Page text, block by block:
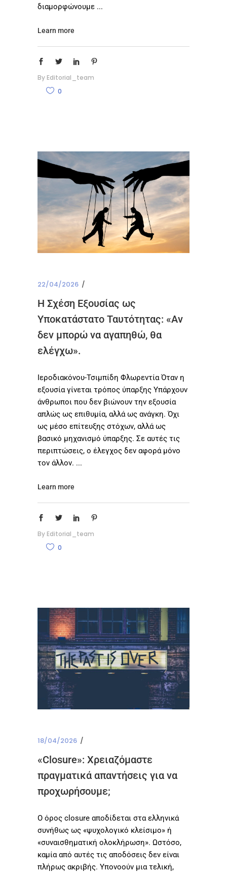
διαμορφώνουμε
Learn more
By Editorial_team
0
22/04/2026
Η Σχέση Εξουσίας ως
Υποκατάστατο Ταυτότητας: «Αν
δεν μπορώ να αγαπηθώ, θα
ελέγχω».
Ιεροδιακόνου-Τσιμπίδη Φλωρεντία Όταν η
εξουσία γίνεται τρόπος ύπαρξης Υπάρχουν
άνθρωποι που δεν βιώνουν την εξουσία
απλώς ως επιθυμία, αλλά ως ανάγκη. Όχι
ως μέσο επίτευξης στόχων, αλλά ως
βασικό μηχανισμό ύπαρξης. Σε αυτές τις
περιπτώσεις, ο έλεγχος δεν αφορά μόνο
τον άλλον.
Learn more
By Editorial_team
0
18/04/2026
«Closure»: Χρειαζόμαστε
πραγματικά απαντήσεις για να
προχωρήσουμε;
Ο όρος closure αποδίδεται στα ελληνικά
συνήθως ως «ψυχολογικό κλείσιμο» ή
«συναισθηματική ολοκλήρωση». Ωστόσο,
καμία από αυτές τις αποδόσεις δεν είναι
πλήρως ακριβής. Υπονοούν μια τελική,